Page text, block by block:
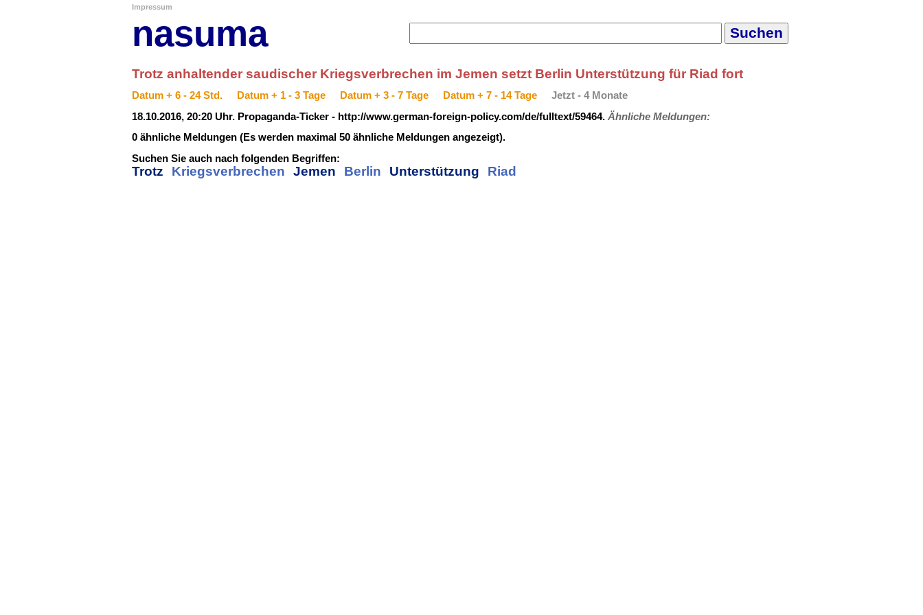
Impressum
nasuma
Trotz anhaltender saudischer Kriegsverbrechen im Jemen setzt Berlin Unterstützung für Riad fort
Datum + 6 - 24 Std. Datum + 1 - 3 Tage Datum + 3 - 7 Tage Datum + 7 - 14 Tage
Jetzt - 4 Monate
18.10.2016, 20:20 Uhr. Propaganda-Ticker - http://www.german-foreign-policy.com/de/fulltext/59464. Ähnliche Meldungen:
0 ähnliche Meldungen (Es werden maximal 50 ähnliche Meldungen angezeigt).
Suchen Sie auch nach folgenden Begriffen:
Trotz Kriegsverbrechen Jemen Berlin Unterstützung Riad